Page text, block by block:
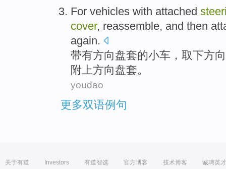
For vehicles with attached
cover, reassemble, and then
again.
带有方向盘套的小车，取下方
附上方向盘套。
youdao
更多双语例句
关于有道 Investors 有道智选 官方博客 技术博客 诚聘英才